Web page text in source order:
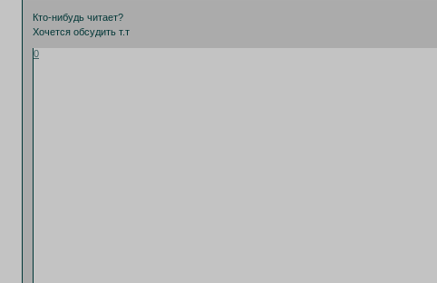
Кто-нибудь читает?
Хочется обсудить т.т
0